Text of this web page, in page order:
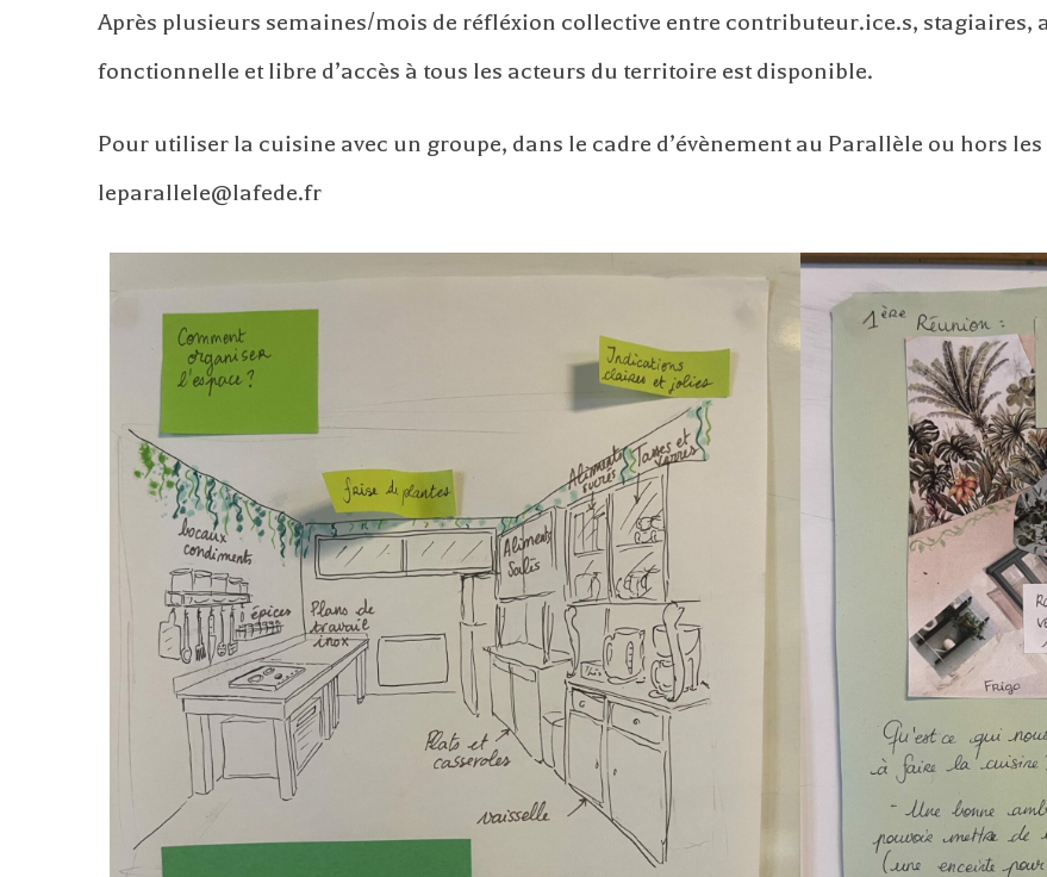
Après plusieurs semaines/mois de réfléxion collective entre contributeur.ice.s, stagiaires,
fonctionnelle et libre d’accès à tous les acteurs du territoire est disponible.
Pour utiliser la cuisine avec un groupe, dans le cadre d’évènement au Parallèle ou hors
leparallele@lafede.fr